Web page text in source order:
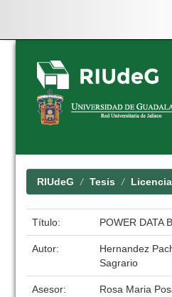
Skip
navigation
RIUdeG Tesis
Título: POWER DATA
Autor:
Hernandez
Sagrario
Asesor: Rosa Maria